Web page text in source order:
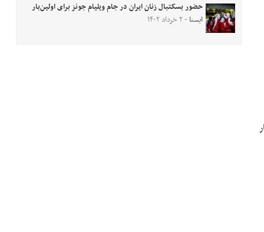
حضور بسکتبال زنان ایران در جام ویلیام جونز برای اولین‌بار
ایسنا - ۲ خرداد ۱۴۰۲